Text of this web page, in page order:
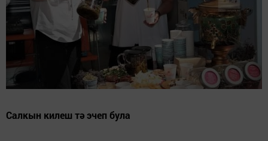
Салкын килеш тә эчеп була